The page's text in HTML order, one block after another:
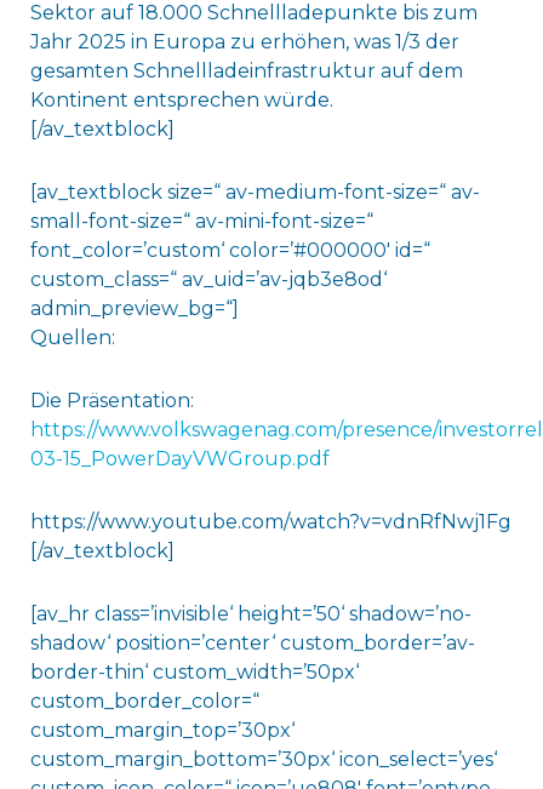
Sektor auf 18.000 Schnellladepunkte bis zum
Jahr 2025 in Europa zu erhöhen, was 1/3 der
gesamten Schnellladeinfrastruktur auf dem
Kontinent entsprechen würde.
[/av_textblock]
[av_textblock size=“ av-medium-font-size=“ av-
small-font-size=“ av-mini-font-size=“
font_color=’custom‘ color=’#000000′ id=“
custom_class=“ av_uid=’av-jqb3e8od‘
admin_preview_bg=“]
Quellen:
Die Präsentation:
https://www.volkswagenag.com/presence/
03-15_PowerDayVWGroup.pdf
https://www.youtube.com/watch?v=vdnRfNwj1Fg
[/av_textblock]
[av_hr class=’invisible‘ height=’50‘ shadow=’no-
shadow‘ position=’center‘ custom_border=’av-
border-thin‘ custom_width=’50px‘
custom_border_color=“
custom_margin_top=’30px‘
custom_margin_bottom=’30px‘ icon_select=’yes‘